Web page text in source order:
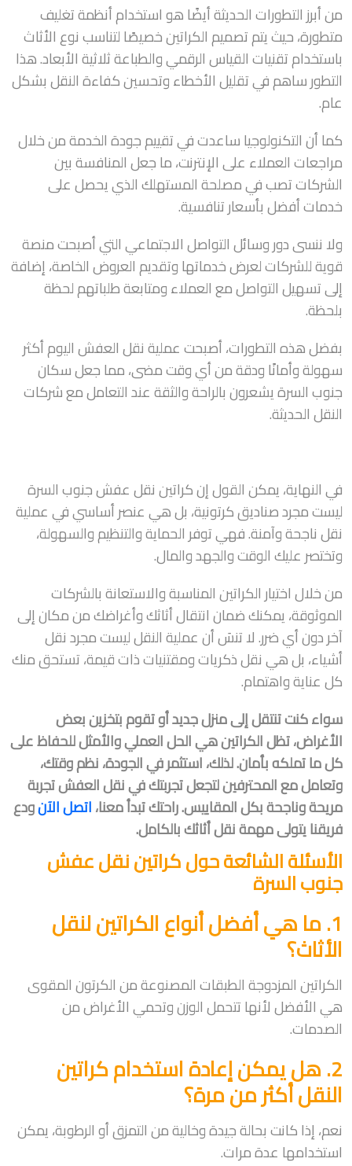
من أبرز التطورات الحديثة أيضًا هو استخدام أنظمة تغليف
متطورة، حيث يتم تصميم الكراتين خصيصًا لتناسب نوع الأثاث
باستخدام تقنيات القياس الرقمي والطباعة ثلاثية الأبعاد. هذا
التطور ساهم في تقليل الأخطاء وتحسين كفاءة النقل بشكل
عام.
كما أن التكنولوجيا ساعدت في تقييم جودة الخدمة من خلال
مراجعات العملاء على الإنترنت، ما جعل المنافسة بين
الشركات تصب في مصلحة المستهلك الذي يحصل على
خدمات أفضل بأسعار تنافسية.
ولا ننسى دور وسائل التواصل الاجتماعي التي أصبحت منصة
قوية للشركات لعرض خدماتها وتقديم العروض الخاصة، إضافة
إلى تسهيل التواصل مع العملاء ومتابعة طلباتهم لحظة
بلحظة.
بفضل هذه التطورات، أصبحت عملية نقل العفش اليوم أكثر
سهولة وأمانًا ودقة من أي وقت مضى، مما جعل سكان
جنوب السرة يشعرون بالراحة والثقة عند التعامل مع شركات
النقل الحديثة.
في النهاية، يمكن القول إن كراتين نقل عفش جنوب السرة
ليست مجرد صناديق كرتونية، بل هي عنصر أساسي في عملية
نقل ناجحة وآمنة. فهي توفر الحماية والتنظيم والسهولة،
وتختصر عليك الوقت والجهد والمال.
من خلال اختيار الكراتين المناسبة والاستعانة بالشركات
الموثوقة، يمكنك ضمان انتقال أثاثك وأغراضك من مكان إلى
آخر دون أي ضرر. لا تنسَ أن عملية النقل ليست مجرد نقل
أشياء، بل هي نقل ذكريات ومقتنيات ذات قيمة، تستحق منك
كل عناية واهتمام.
سواء كنت تنتقل إلى منزل جديد أو تقوم بتخزين بعض
الأغراض، تظل الكراتين هي الحل العملي والأمثل للحفاظ على
كل ما تملكه بأمان. لذلك، استثمر في الجودة، نظم وقتك،
وتعامل مع المحترفين لتجعل تجربتك في نقل العفش تجربة
مريحة وناجحة بكل المقاييس. راحتك تبدأ معنا،اتصل الآنودع
فريقنا يتولى مهمة نقل أثاثك بالكامل.
الأسئلة الشائعة حول كراتين نقل عفش
جنوب السرة
1. ما هي أفضل أنواع الكراتين لنقل
الأثاث؟
الكراتين المزدوجة الطبقات المصنوعة من الكرتون المقوى
هي الأفضل لأنها تتحمل الوزن وتحمي الأغراض من
الصدمات.
2. هل يمكن إعادة استخدام كراتين
النقل أكثر من مرة؟
نعم، إذا كانت بحالة جيدة وخالية من التمزق أو الرطوبة، يمكن
استخدامها عدة مرات.